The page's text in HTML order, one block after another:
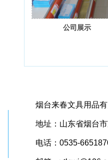
公司展示
烟台来春文具用品
地址：山东省烟台
电话：0535-